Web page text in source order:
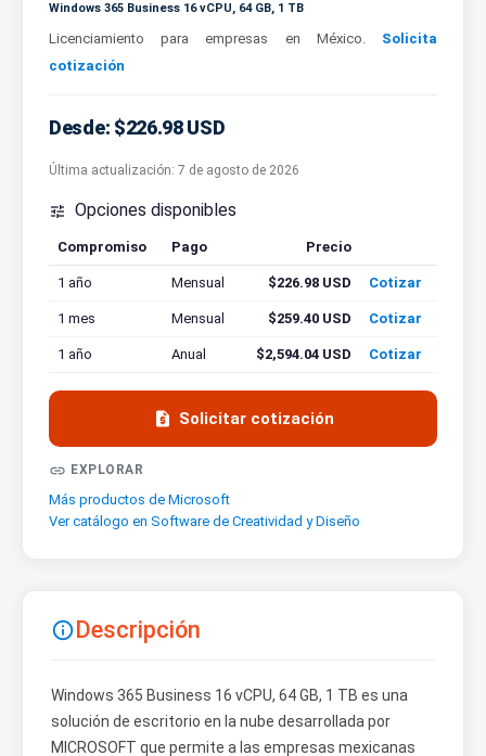
Windows 365 Business 16 vCPU, 64 GB, 1 TB
Licenciamiento para empresas en México. Solicita
cotización
Desde: $226.98 USD
Última actualización: 7 de agosto de 2026
 Opciones disponibles
Compromiso Pago Precio
1 año
Mensual $226.98 USD Cotizar
1 mes Mensual $259.40 USD Cotizar
1 año Anual $2,594.04 USD Cotizar
 Solicitar cotización
 EXPLORAR
Más productos de Microsoft
Ver catálogo en Software de Creatividad y Diseño
Descripción
Windows 365 Business 16 vCPU, 64 GB, 1 TB es una
solución de escritorio en la nube desarrollada por
MICROSOFT que permite a las empresas mexicanas